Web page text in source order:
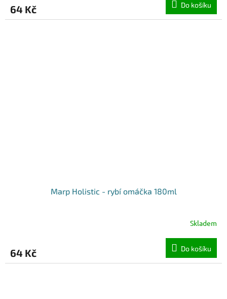
64 Kč Do košíku
Marp Holistic - rybí omáčka 180ml
Skladem
64 Kč Do košíku